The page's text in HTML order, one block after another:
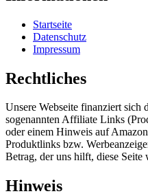
Startseite
Datenschutz
Impressum
Rechtliches
Unsere Webseite finanziert sich
sogenannten Affiliate Links
oder einem Hinweis auf
Produktlinks bzw.
Betrag, der uns hilft, diese Seite
Hinweis